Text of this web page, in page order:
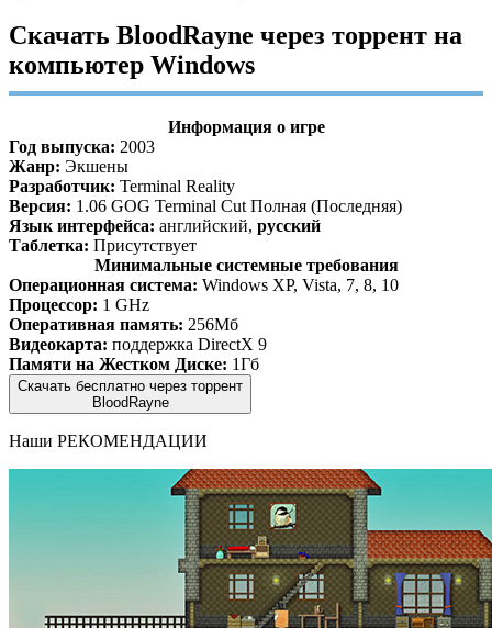
Скачать BloodRayne через торрент на
компьютер Windows
Информация о игре
Год выпуска: 2003
Жанр: Экшены
Разработчик: Terminal Reality
Версия: 1.06 GOG Terminal Cut Полная (Последняя)
Язык интерфейса: английский, русский
Таблетка: Присутствует
Минимальные системные требования
Операционная система: Windows XP, Vista, 7, 8, 10
Процессор: 1 GHz
Оперативная память: 256Мб
Видеокарта: поддержка DirectX 9
Памяти на Жестком Диске: 1Гб
Скачать бесплатно через торрент
BloodRayne
Наши РЕКОМЕНДАЦИИ